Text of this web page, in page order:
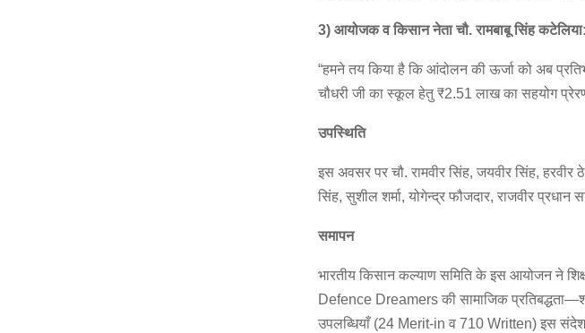
3) आयोजकवकिसाननेताचौ.रामबाबूसिंहकटेलिया:
“हमने तय किया है कि आंदोलन की ऊर्जा को अब
चौधरी जी का स्कूल हेतु ₹2.51 लाख का सहयोग
उपस्थिति
इस अवसर पर चौ. रामवीर सिंह, जयवीर सिंह, हरवीर
सिंह, सुशील शर्मा, योगेन्द्र फौजदार, राजवीर
समापन
भारतीय किसान कल्याण समिति के इस आयोजन ने
Defence Dreamers की सामाजिक
उपलब्धियाँ (24 Merit-in व 710 Written) इस